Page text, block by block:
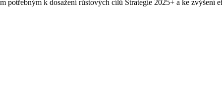
k dosažení růstových cílů Strategie 2025+ a ke zvýšení